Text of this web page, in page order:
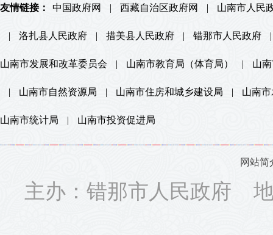
友情链接： 中国政府网 | 西藏自治区政府网 | 山南市人民
| 洛扎县人民政府 | 措美县人民政府 | 错那市人民政府 |
山南市发展和改革委员会 | 山南市教育局（体育局） | 山
| 山南市自然资源局 | 山南市住房和城乡建设局 | 山南
山南市统计局 | 山南市投资促进局
网站简
主办：错那市人民政府